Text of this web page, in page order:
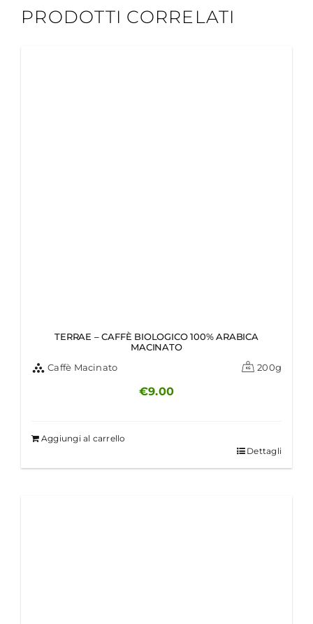
PRODOTTI CORRELATI
TERRAE – CAFFÈ BIOLOGICO 100% ARABICA
MACINATO
Caffè Macinato
200g
€9.00
Aggiungi al carrello
Dettagli